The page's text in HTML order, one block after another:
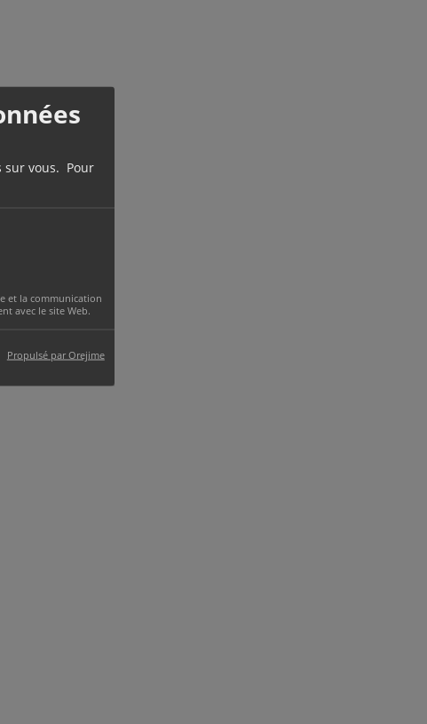
sur vous. Pour
et la communication
avec le site Web.
Propulsé par Orejime